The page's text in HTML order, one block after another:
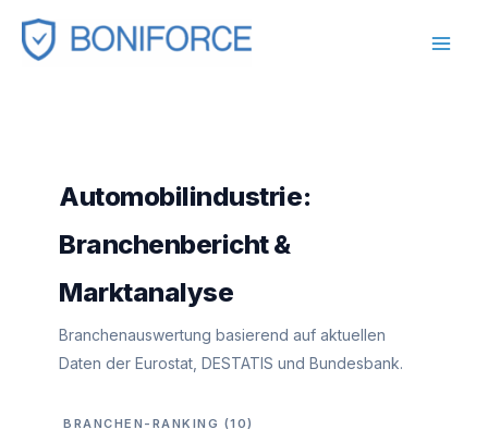
Zum
Inhalt
Automobilindustrie:
Branchenbericht &
Marktanalyse
Branchenauswertung basierend auf aktuellen
Daten der Eurostat, DESTATIS und Bundesbank.
BRANCHEN-RANKING (10)